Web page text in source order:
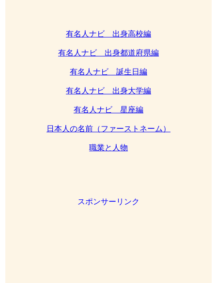
有名人ナビ 出身高校編
有名人ナビ 出身都道府県編
有名人ナビ 誕生日編
有名人ナビ 出身大学編
有名人ナビ 星座編
日本人の名前（ファーストネーム）
職業と人物
スポンサーリンク